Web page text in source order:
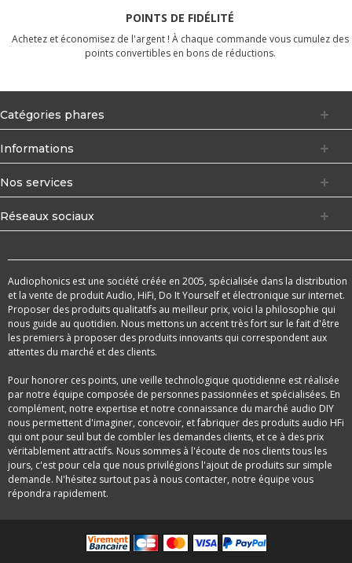
POINTS DE FIDÉLITÉ
Achetez et économisez de l'argent ! À chaque commande vous cumulez des
points convertibles en bons de réductions.
Catégories phares
Informations
Nos services
Réseaux sociaux
Audiophonics est une société créée en 2005, spécialisée dans la distribution
et la vente de produit Audio, HiFi, Do It Yourself et électronique sur internet.
Proposer des produits qualitatifs au meilleur prix, voici la philosophie qui
nous guide au quotidien. Nous mettons un accent très fort sur le fait d'être
les premiers à proposer des produits innovants qui correspondent aux
attentes du marché et des clients.
Pour honorer ces points, une veille technologique quotidienne est réalisée
par notre équipe composée de personnes passionnées et spécialisées. En
complément, notre expertise et notre connaissance du marché audio DIY
nous permettent d'imaginer, concevoir, et fabriquer des produits audio HFi
qui ont pour seul but de combler les demandes clients, et ce à des prix
véritablement attractifs. Nous sommes à l'écoute de nos clients tous les
jours, c'est pour cela que nous privilégions l'ajout de produits sur simple
demande. N'hésitez surtout pas à nous contacter, notre équipe vous
répondra rapidement.